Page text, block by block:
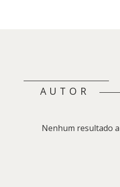
AUTOR
Nenhum resultado